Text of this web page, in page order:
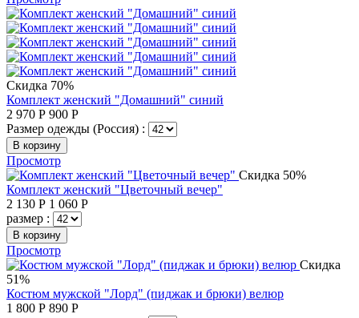
Скидка 70%
Комплект женский "Домашний" синий
2 970 Р 900 Р
Размер одежды (Россия) :
В корзину
Просмотр
Скидка 50%
Комплект женский "Цветочный вечер"
2 130 Р 1 060 Р
размер :
В корзину
Просмотр
Скидка
51%
Костюм мужской "Лорд" (пиджак и брюки) велюр
1 800 Р 890 Р